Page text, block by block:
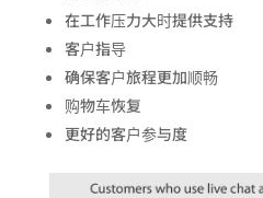
在工作压力大时提供支持
客户指导
确保客户旅程更加顺畅
购物车恢复
更好的客户参与度